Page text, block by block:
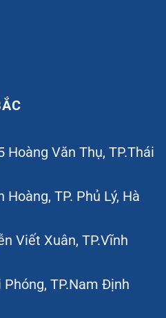
Hoàng Văn Thụ, TP.Thái
Hoàng, TP. Phủ Lý, Hà
Viết Xuân, TP.Vĩnh
Phóng, TP.Nam Định